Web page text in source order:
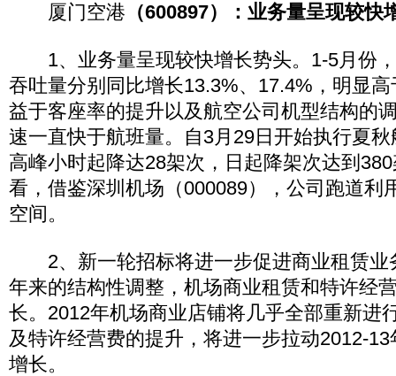
厦门空港 （600897）：业务量呈现较快
1、业务量呈现较快增长势头。1-5月份
吞吐量分别同比增长13.3%、17.4%，明显
益于客座率的提升以及航空公司机型结构的
速一直快于航班量。自3月29日开始执行夏
高峰小时起降达28架次，日起降架次达到
看，借鉴深圳机场（000089），公司跑道利
空间。
2、新一轮招标将进一步促进商业租赁业
年来的结构性调整，机场商业租赁和特许经
长。2012年机场商业店铺将几乎全部重新进
及特许经营费的提升，将进一步拉动2012-
增长。